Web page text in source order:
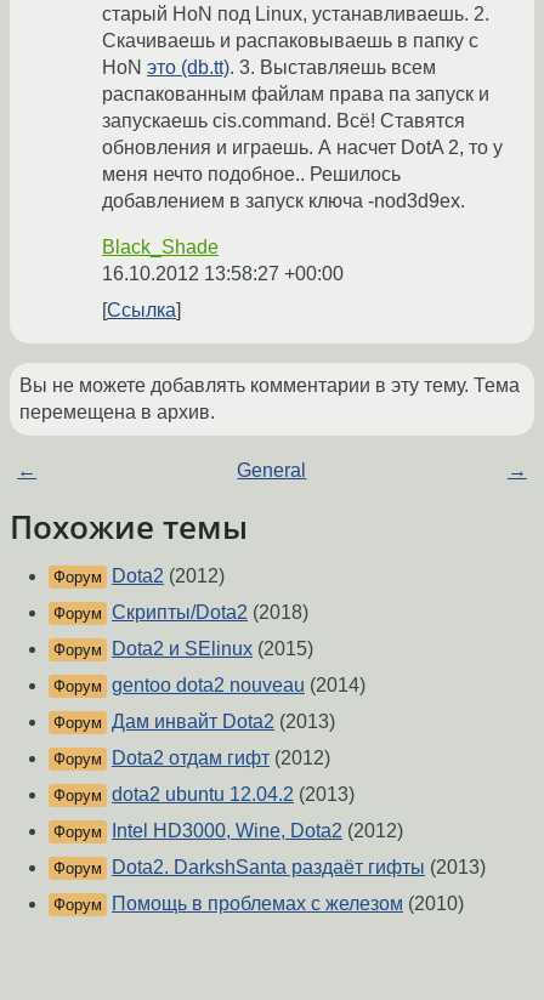
старый HoN под Linux, устанавливаешь. 2.
Скачиваешь и распаковываешь в папку с
HoN это (db.tt). 3. Выставляешь всем
распакованным файлам права па запуск и
запускаешь cis.command. Всё! Ставятся
обновления и играешь. А насчет DotA 2, то у
меня нечто подобное.. Решилось
добавлением в запуск ключа -nod3d9ex.
Black_Shade
16.10.2012 13:58:27 +00:00
Ссылка
Вы не можете добавлять комментарии в эту тему. Тема
перемещена в архив.
← General →
Похожие темы
Форум Dota2 (2012)
Форум Скрипты/Dota2 (2018)
Форум Dota2 и SElinux (2015)
Форум gentoo dota2 nouveau (2014)
Форум Дам инвайт Dota2 (2013)
Форум Dota2 отдам гифт (2012)
Форум dota2 ubuntu 12.04.2 (2013)
Форум Intel HD3000, Wine, Dota2 (2012)
Форум Dota2. DarkshSanta раздаёт гифты (2013)
Форум Помощь в проблемах с железом (2010)